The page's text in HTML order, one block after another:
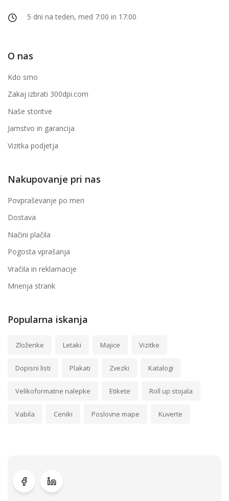
5 dni na teden, med 7:00 in 17:00
O nas
Kdo smo
Zakaj izbrati 300dpi.com
Naše storitve
Jamstvo in garancija
Vizitka podjetja
Nakupovanje pri nas
Povpraševanje po meri
Dostava
Načini plačila
Pogosta vprašanja
Vračila in reklamacije
Mnenja strank
Popularna iskanja
Zloženke Letaki Majice Vizitke
Dopisni listi Plakati Zvezki Katalogi
Velikoformatne nalepke Etikete Roll up stojala
Vabila Ceniki Poslovne mape Kuverte